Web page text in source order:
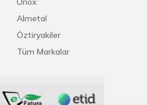
Almetal
Öztiryakiler
Tüm Markalar